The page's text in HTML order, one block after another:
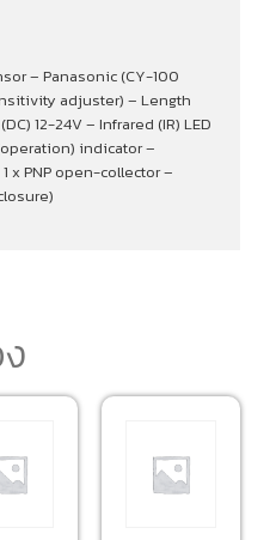
– Panasonic (CY-100
adjuster) – Length
12-24V – Infrared (IR) LED
indicator –
x PNP open-collector –